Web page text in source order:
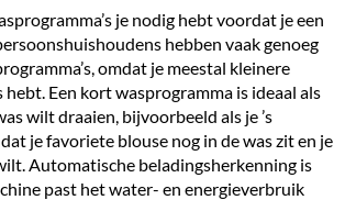
je nodig hebt voordat je een
hebben vaak genoeg
omdat je meestal kleinere
hebt. Een kort wasprogramma is ideaal als
wilt draaien, bijvoorbeeld als je ’s
je favoriete blouse nog in de was zit en je
Automatische beladingsherkenning is
past het water- en energieverbruik